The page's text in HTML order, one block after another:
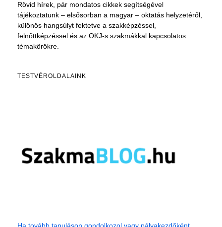
Rövid hírek, pár mondatos cikkek segítségével
tájékoztatunk – elsősorban a magyar – oktatás helyzetéről,
különös hangsúlyt fektetve a szakképzéssel,
felnőttképzéssel és az OKJ-s szakmákkal kapcsolatos
témakörökre.
TESTVÉROLDALAINK